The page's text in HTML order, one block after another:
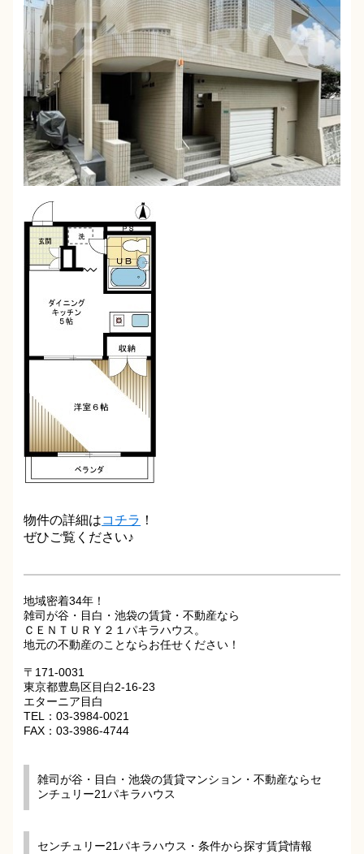
物件の詳細はコチラ ！
ぜひご覧ください♪
地域密着34年！
雑司が谷・目白・池袋の賃貸・不動産なら
ＣＥＮＴＵＲＹ２１パキラハウス。
地元の不動産のことならお任せください！
〒171-0031
東京都豊島区目白2-16-23
エターニア目白
TEL：03-3984-0021
FAX：03-3986-4744
雑司が谷・目白・池袋の賃貸マンション・不動産ならセ
ンチュリー21パキラハウス
センチュリー21パキラハウス・条件から探す賃貸情報